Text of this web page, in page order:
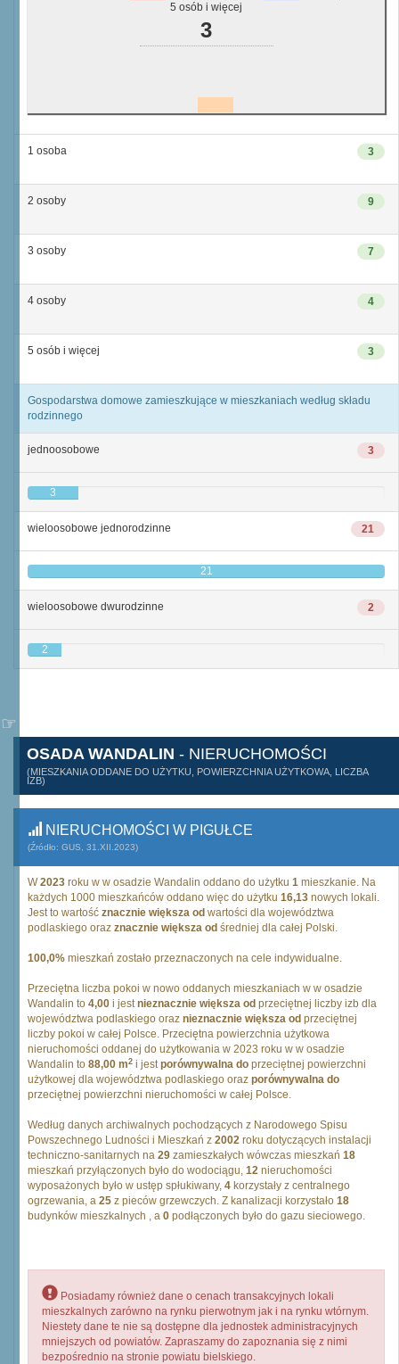
5 osób i więcej
3
3
1 osoba
9
2 osoby
7
3 osoby
4
4 osoby
3
5 osób i więcej
Gospodarstwa domowe zamieszkujące w mieszkaniach według składu
rodzinnego
3
jednoosobowe
3
21
wieloosobowe jednorodzinne
21
2
wieloosobowe dwurodzinne
2
OSADA WANDALIN - NIERUCHOMOŚCI
(MIESZKANIA ODDANE DO UŻYTKU, POWIERZCHNIA UŻYTKOWA, LICZBA
IZB)
NIERUCHOMOŚCI W PIGUŁCE
(Źródło: GUS, 31.XII.2023)
W2023 roku w w osadzie Wandalin oddano do użytku 1 mieszkanie. Na
każdych 1000 mieszkańców oddano więc do użytku 16,13 nowych lokali.
Jest to wartość znacznie większa od wartości dla województwa
podlaskiego oraz znacznie większa od średniej dla całej Polski.
100,0% mieszkań zostało przeznaczonych na cele indywidualne.
Przeciętna liczba pokoi w nowo oddanych mieszkaniach w w osadzie
Wandalin to 4,00 i jestnieznacznie większa od przeciętnej liczby izb dla
województwa podlaskiego oraz nieznacznie większa od przeciętnej
liczby pokoi w całej Polsce. Przeciętna powierzchnia użytkowa
nieruchomości oddanej do użytkowania w 2023 roku w w osadzie
Wandalin to 88,00 m2 i jestporównywalna do przeciętnej powierzchni
użytkowej dla województwa podlaskiego oraz porównywalna do
przeciętnej powierzchni nieruchomości w całej Polsce.
Według danych archiwalnych pochodzących z Narodowego Spisu
Powszechnego Ludności i Mieszkań z 2002 roku dotyczących instalacji
techniczno-sanitarnych na 29 zamieszkałych wówczas mieszkań 18
mieszkań przyłączonych było do wodociągu, 12 nieruchomości
wyposażonych było w ustęp spłukiwany, 4 korzystały z centralnego
ogrzewania, a 25 z pieców grzewczych. Z kanalizacji korzystało 18
budynków mieszkalnych , a 0 podłączonych było do gazu sieciowego.
Posiadamy również dane o cenach transakcyjnych lokali
mieszkalnych zarówno na rynku pierwotnym jak i na rynku wtórnym.
Niestety dane te nie są dostępne dla jednostek administracyjnych
mniejszych od powiatów. Zapraszamy do zapoznania się z nimi
bezpośrednio na stronie powiatu bielskiego.